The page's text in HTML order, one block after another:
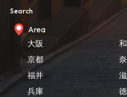
Search
Area
大阪
京都
福井
兵庫